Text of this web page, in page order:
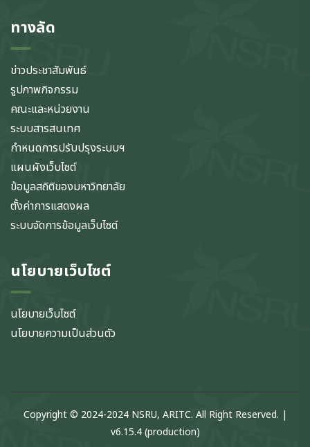
ทางลัด
ข่าวประชาสัมพันธ์
รูปภาพกิจกรรม
คณะและหน่วยงาน
ระบบสารสนเทศ
กำหนดการปรับปรุงระบบฯ
แผนผังเว็บไซต์
ข้อมูลสถิติของมหาวิทยาลัย
ตั้งค่าการแสดงผล
ระบบจัดการข้อมูลเว็บไซต์
นโยบายเว็บไซต์
นโยบายเว็บไซต์
นโยบายความเป็นส่วนตัว
Copyright © 2024-2024 NSRU, ARITC. All Right Reserved. |
v6.15.4 (production)